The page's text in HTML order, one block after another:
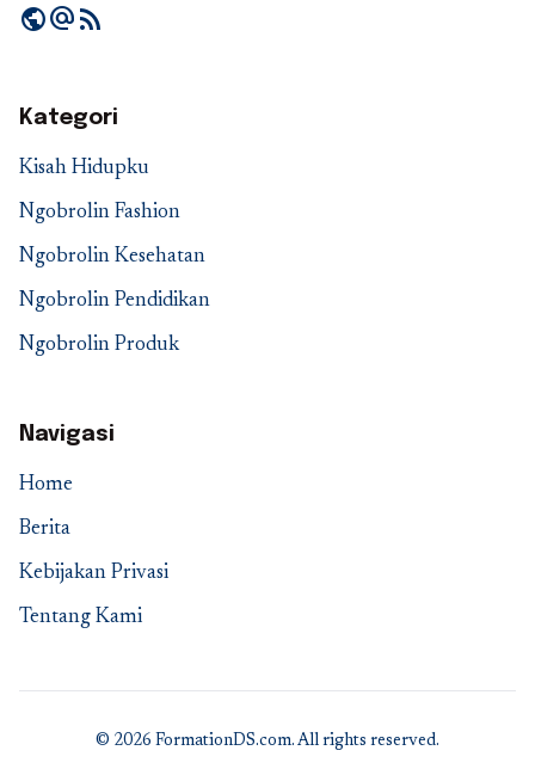
publicalternate_emailrss_feed
Kategori
Kisah Hidupku
Ngobrolin Fashion
Ngobrolin Kesehatan
Ngobrolin Pendidikan
Ngobrolin Produk
Navigasi
Home
Berita
Kebijakan Privasi
Tentang Kami
© 2026 FormationDS.com. All rights reserved.